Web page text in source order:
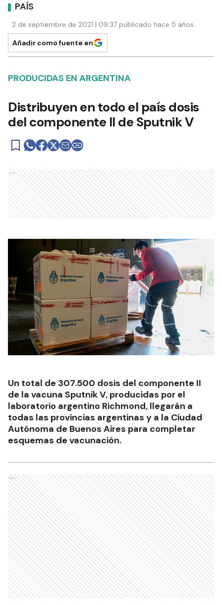
PAÍS
2 de septiembre de 2021 | 09:37 publicado hace 5 años
Añadir como fuente en
PRODUCIDAS EN ARGENTINA
Distribuyen en todo el país dosis
del componente II de Sputnik V
Ads
Un total de 307.500 dosis del componente II
de la vacuna Sputnik V, producidas por el
laboratorio argentino Richmond, llegarán a
todas las provincias argentinas y a la Ciudad
Autónoma de Buenos Aires para completar
esquemas de vacunación.
Ads